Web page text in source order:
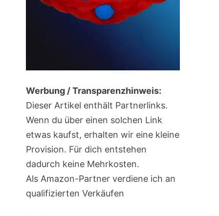
Werbung / Transparenzhinweis:
Dieser Artikel enthält Partnerlinks.
Wenn du über einen solchen Link
etwas kaufst, erhalten wir eine kleine
Provision. Für dich entstehen
dadurch keine Mehrkosten.
Als Amazon-Partner verdiene ich an
qualifizierten Verkäufen